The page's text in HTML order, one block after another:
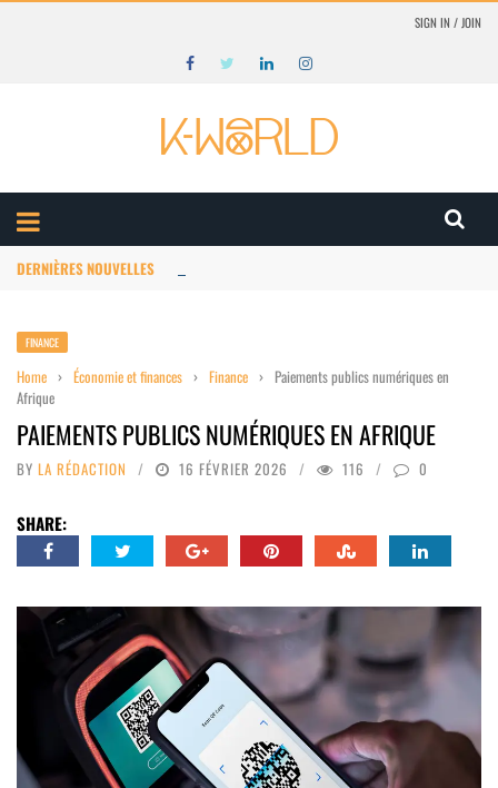
SIGN IN / JOIN
DERNIÈRES NOUVELLES
FINANCE
Home › Économie et finances › Finance › Paiements publics numériques en
Afrique
PAIEMENTS PUBLICS NUMÉRIQUES EN AFRIQUE
BY LA RÉDACTION 16 FÉVRIER 2026 116 0
SHARE: